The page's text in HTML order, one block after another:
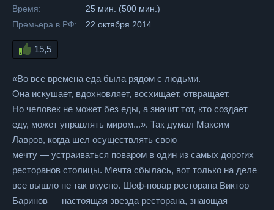
Время:
25 мин. (500 мин.)
Премьера в РФ:
22 октября 2014
15,5
«Во все времена еда была рядом с людьми.
Она искушает, вдохновляет, восхищает, отвращает.
Но человек не может без еды, а значит тот, кто создает
еду, может управлять миром...». Так думал Максим
Лавров, когда шел осуществлять свою
мечту — устраиваться поваром в один из самых дорогих
ресторанов столицы. Мечта сбылась, вот только на деле
все вышло не так вкусно. Шеф-повар ресторана Виктор
Баринов — настоящая звезда ресторана, знающая